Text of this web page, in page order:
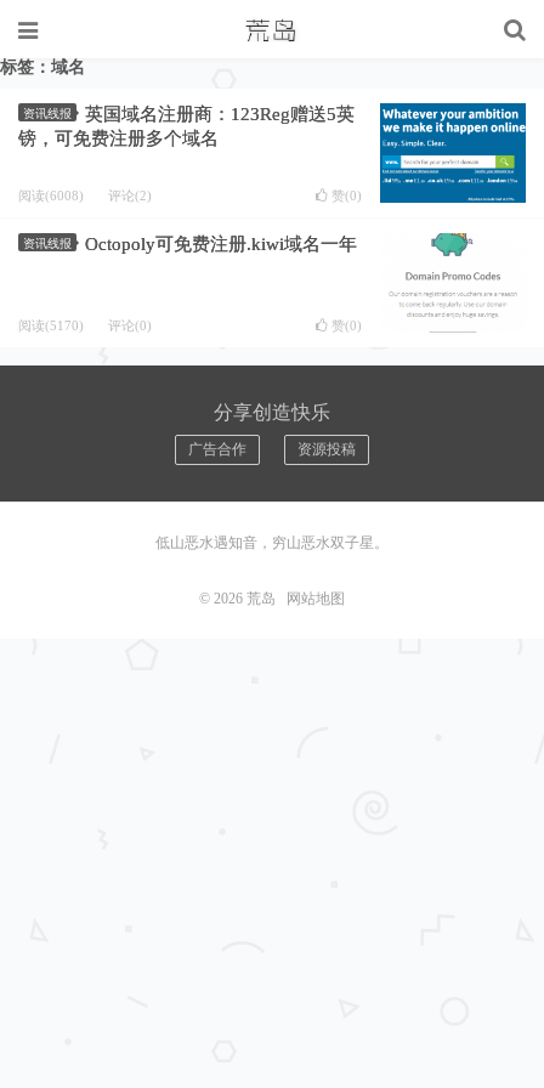
标签：域名
资讯线报
英国域名注册商：123Reg赠送5英
镑，可免费注册多个域名
阅读(6008) 评论(2) 赞(0)
资讯线报 Octopoly可免费注册.kiwi域名一年
阅读(5170) 评论(0) 赞(0)
分享创造快乐
广告合作 资源投稿
低山恶水遇知音，穷山恶水双子星。
© 2026 荒岛 网站地图